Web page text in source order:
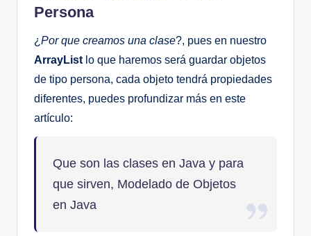
Persona
¿ Por que creamos una clase?, pues en nuestro
ArrayList lo que haremos será guardar objetos
de tipo persona, cada objeto tendrá propiedades
diferentes, puedes profundizar más en este
artículo:
Que son las clases en Java y para
que sirven, Modelado de Objetos
en Java